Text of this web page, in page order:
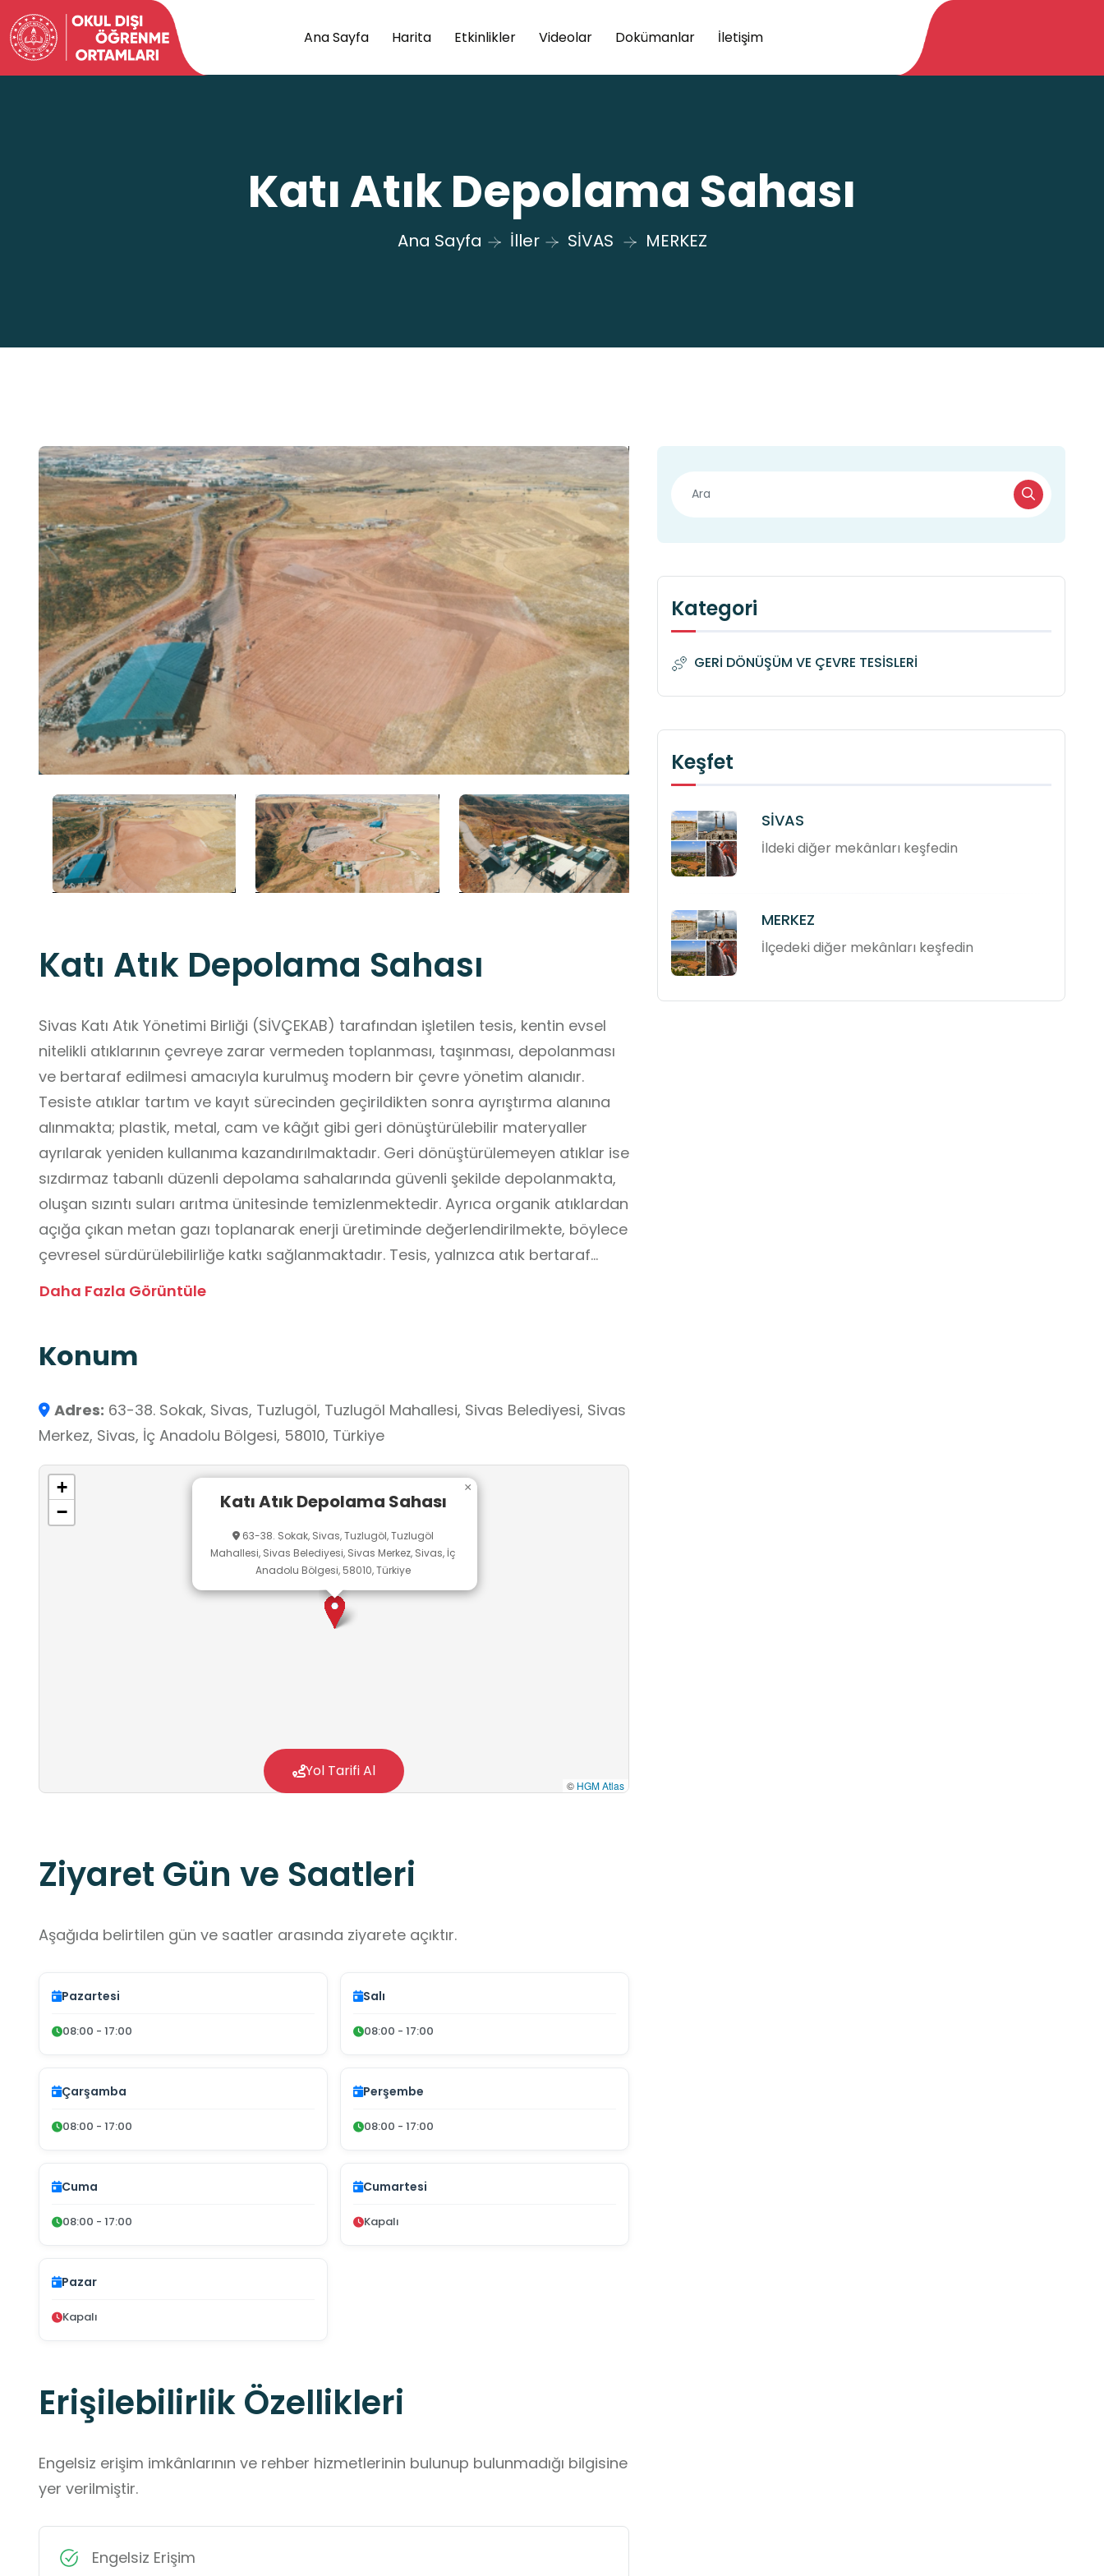
Ana Sayfa Harita Etkinlikler Videolar Dokümanlar İletişim
Katı Atık Depolama Sahası
Ana Sayfa İller SİVAS MERKEZ
Katı Atık Depolama Sahası
Sivas Katı Atık Yönetimi Birliği (SİVÇEKAB) tarafından işletilen tesis, kentin evsel
nitelikli atıklarının çevreye zarar vermeden toplanması, taşınması, depolanması
ve bertaraf edilmesi amacıyla kurulmuş modern bir çevre yönetim alanıdır.
Tesiste atıklar tartım ve kayıt sürecinden geçirildikten sonra ayrıştırma alanına
alınmakta; plastik, metal, cam ve kâğıt gibi geri dönüştürülebilir materyaller
ayrılarak yeniden kullanıma kazandırılmaktadır. Geri dönüştürülemeyen atıklar ise
sızdırmaz tabanlı düzenli depolama sahalarında güvenli şekilde depolanmakta,
oluşan sızıntı suları arıtma ünitesinde temizlenmektedir. Ayrıca organik atıklardan
açığa çıkan metan gazı toplanarak enerji üretiminde değerlendirilmekte, böylece
çevresel sürdürülebilirliğe katkı sağlanmaktadır. Tesis, yalnızca atık bertaraf
farkındalık geliştirdikleri nitelikli bir okul dışı öğrenme alanıdır.
Daha Fazla Görüntüle
Konum
Adres: 63-38. Sokak, Sivas, Tuzlugöl, Tuzlugöl Mahallesi, Sivas Belediyesi, Sivas
Merkez, Sivas, İç Anadolu Bölgesi, 58010, Türkiye
Katı Atık Depolama Sahası
63-38. Sokak, Sivas, Tuzlugöl, Tuzlugöl
Mahallesi, Sivas Belediyesi, Sivas Merkez, Sivas, İç
Anadolu Bölgesi, 58010, Türkiye
×
+
−
© HGM Atlas
Yol Tarifi Al
Ziyaret Gün ve Saatleri
Aşağıda belirtilen gün ve saatler arasında ziyarete açıktır.
Pazartesi
08:00 - 17:00
Salı
08:00 - 17:00
Çarşamba
08:00 - 17:00
Perşembe
08:00 - 17:00
Cuma
08:00 - 17:00
Cumartesi
Kapalı
Pazar
Kapalı
Erişilebilirlik Özellikleri
Engelsiz erişim imkânlarının ve rehber hizmetlerinin bulunup bulunmadığı bilgisine
yer verilmiştir.
Engelsiz Erişim
Kategori
GERİ DÖNÜŞÜM VE ÇEVRE TESİSLERİ
Keşfet
SİVAS
İldeki diğer mekânları keşfedin
MERKEZ
İlçedeki diğer mekânları keşfedin